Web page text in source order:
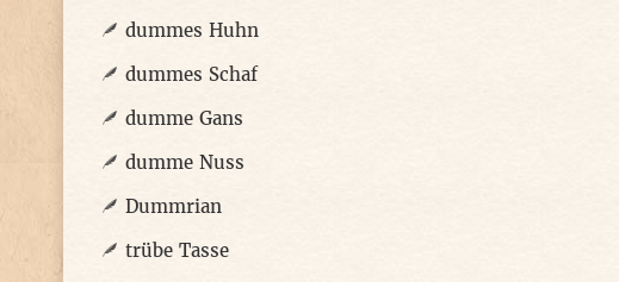
dummes Huhn
dummes Schaf
dumme Gans
dumme Nuss
Dummrian
trübe Tasse